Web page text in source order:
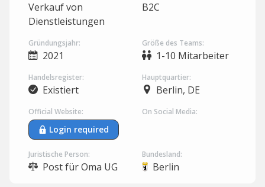
Verkauf von
Dienstleistungen
B2C
Gründungsjahr:
2021
Größe des Teams:
1-10 Mitarbeiter
Handelsregister:
Existiert
Hauptquartier:
Berlin, DE
Official Website:
Login required
On Social Media:
Juristische Person:
Post für Oma UG
Bundesland:
Berlin